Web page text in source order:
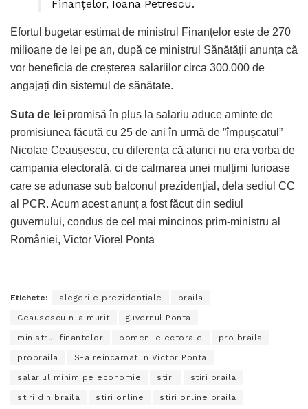
Finanțelor, Ioana Petrescu.
Efortul bugetar estimat de ministrul Finanțelor este de 270
milioane de lei pe an, după ce ministrul Sănătății anunța că
vor beneficia de creșterea salariilor circa 300.000 de
angajați din sistemul de sănătate.
Suta de lei promisă în plus la salariu aduce aminte de
promisiunea făcută cu 25 de ani în urmă de ”împușcatul”
Nicolae Ceaușescu, cu diferența că atunci nu era vorba de
campania electorală, ci de calmarea unei mulțimi furioase
care se adunase sub balconul prezidențial, dela sediul CC
al PCR. Acum acest anunț a fost făcut din sediul
guvernului, condus de cel mai mincinos prim-ministru al
României, Victor Viorel Ponta
Etichete: alegerile prezidentiale braila
Ceausescu n-a murit guvernul Ponta
ministrul finantelor pomeni electorale pro braila
probraila S-a reincarnat in Victor Ponta
salariul minim pe economie stiri stiri braila
stiri din braila stiri online stiri online braila